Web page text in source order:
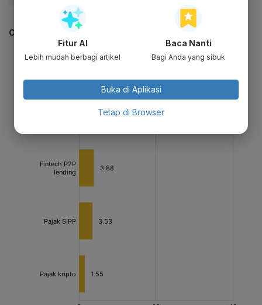
CEK JUGA DATA INI
Fitur AI
Lebih mudah berbagi artikel
Baca Nanti
Bagi Anda yang sibuk
Buka di Aplikasi
Tetap di Browser